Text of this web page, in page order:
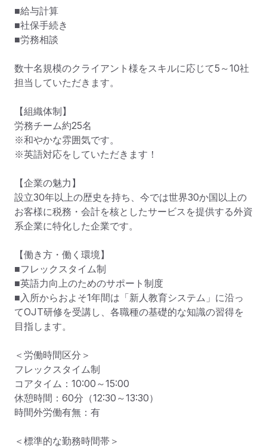
■給与計算
■社保手続き
■労務相談
数十名規模のクライアント様をスキルに応じて5～10社
担当していただきます。
【組織体制】
労務チーム約25名
※和やかな雰囲気です。
※英語対応をしていただきます！
【企業の魅力】
設立30年以上の歴史を持ち、今では世界30か国以上の
お客様に税務・会計を核としたサービスを提供する外資
系企業に特化した企業です。
【働き方・働く環境】
■フレックスタイム制
■英語力向上のためのサポート制度
■入所からおよそ1年間は「新人教育システム」に沿っ
てOJT研修を受講し、各職種の基礎的な知識の習得を
目指します。
＜労働時間区分＞
フレックスタイム制
コアタイム：10:00～15:00
休憩時間：60分（12:30～13:30）
時間外労働有無：有
＜標準的な勤務時間帯＞